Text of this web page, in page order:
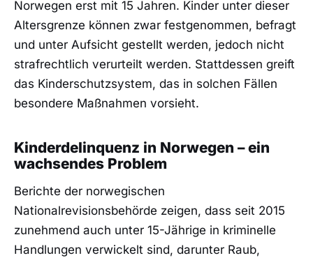
Norwegen erst mit 15 Jahren. Kinder unter dieser
Altersgrenze können zwar festgenommen, befragt
und unter Aufsicht gestellt werden, jedoch nicht
strafrechtlich verurteilt werden. Stattdessen greift
das Kinderschutzsystem, das in solchen Fällen
besondere Maßnahmen vorsieht.
Kinderdelinquenz in Norwegen – ein
wachsendes Problem
Berichte der norwegischen
Nationalrevisionsbehörde zeigen, dass seit 2015
zunehmend auch unter 15-Jährige in kriminelle
Handlungen verwickelt sind, darunter Raub,